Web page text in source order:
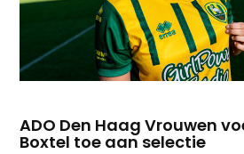
ADO Den Haag Vrouwen
Boxtel toe aan selectie